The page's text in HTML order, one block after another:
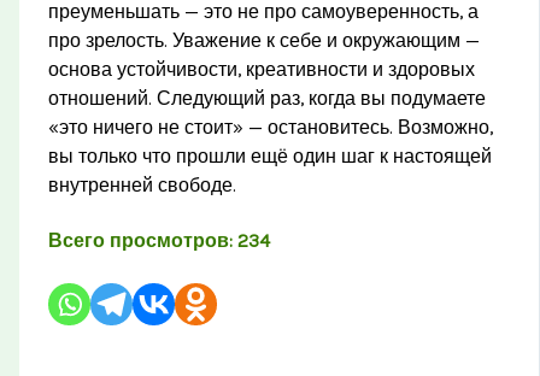
преуменьшать — это не про самоуверенность, а
про зрелость. Уважение к себе и окружающим —
основа устойчивости, креативности и здоровых
отношений. Следующий раз, когда вы подумаете
«это ничего не стоит» — остановитесь. Возможно,
вы только что прошли ещё один шаг к настоящей
внутренней свободе.
Всего просмотров: 234